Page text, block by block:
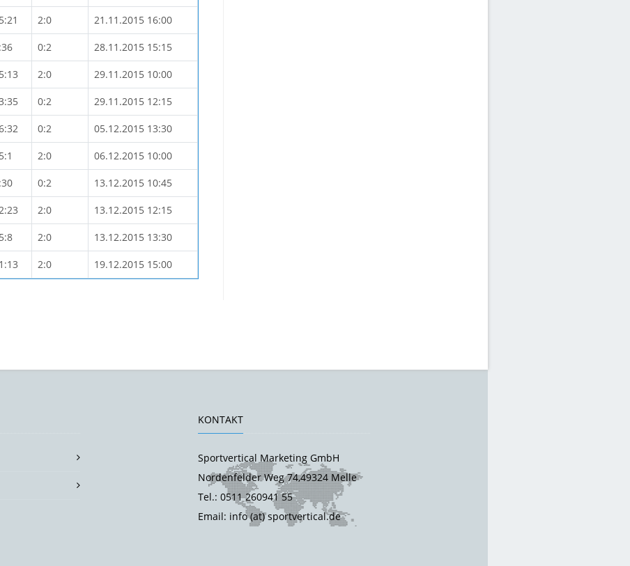
2:0 21.11.2015 16:00
0:2 28.11.2015 15:15
2:0 29.11.2015 10:00
0:2 29.11.2015 12:15
0:2 05.12.2015 13:30
2:0 06.12.2015 10:00
0:2 13.12.2015 10:45
2:0 13.12.2015 12:15
2:0 13.12.2015 13:30
2:0 19.12.2015 15:00
KONTAKT
Sportvertical Marketing GmbH
Nordenfelder Weg 74,49324 Melle
Tel.: 0511 260941 55
Email: info (at) sportvertical.de